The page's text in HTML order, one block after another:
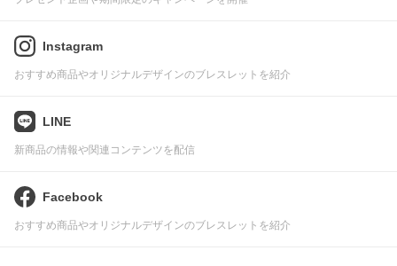
Instagram
おすすめ商品やオリジナルデザインのブレスレットを紹介
LINE
新商品の情報や関連コンテンツを配信
Facebook
おすすめ商品やオリジナルデザインのブレスレットを紹介